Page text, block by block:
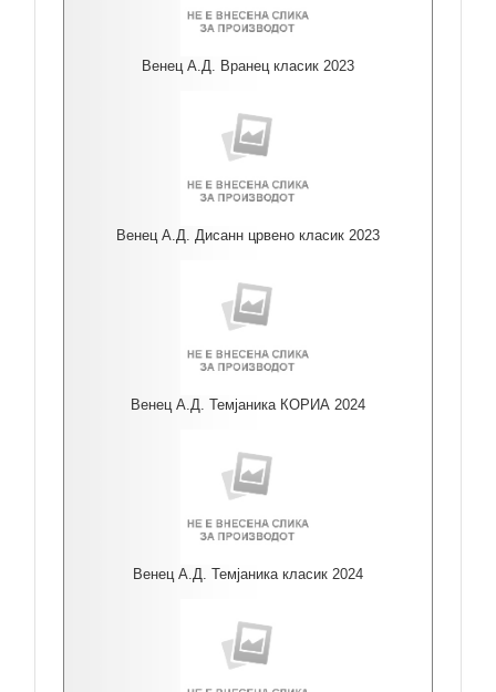
Венец А.Д. Вранец класик 2023
Венец А.Д. Дисанн црвено класик 2023
Венец А.Д. Темјаника КОРИА 2024
Венец А.Д. Темјаника класик 2024